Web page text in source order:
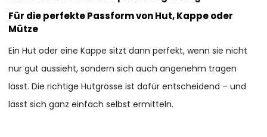
Für die perfekte Passform von Hut, Kappe oder
Mütze
Ein Hut oder eine Kappe sitzt dann perfekt, wenn sie nicht
nur gut aussieht, sondern sich auch angenehm tragen
lässt. Die richtige Hutgrösse ist dafür entscheidend – und
lässt sich ganz einfach selbst ermitteln.